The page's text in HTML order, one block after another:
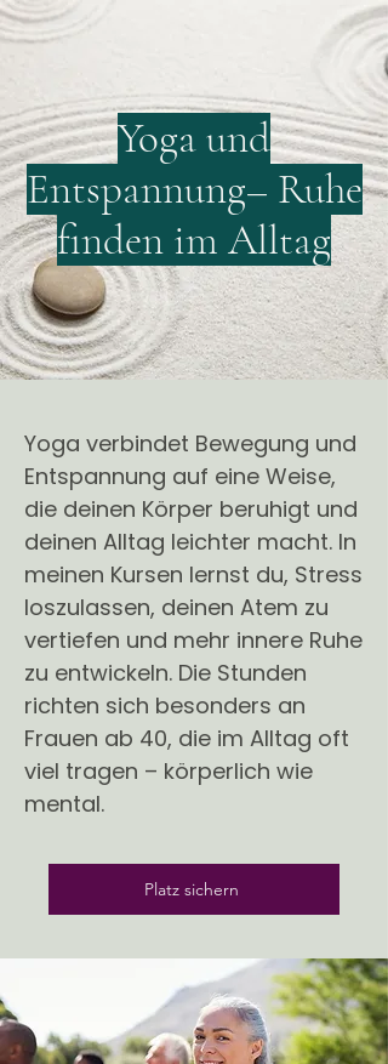
Yoga und
Entspannung– Ruhe
finden im Alltag
Yoga verbindet Bewegung und
Entspannung auf eine Weise,
die deinen Körper beruhigt und
deinen Alltag leichter macht. In
meinen Kursen lernst du, Stress
loszulassen, deinen Atem zu
vertiefen und mehr innere Ruhe
zu entwickeln. Die Stunden
richten sich besonders an
Frauen ab 40, die im Alltag oft
viel tragen – körperlich wie
mental.
Platz sichern